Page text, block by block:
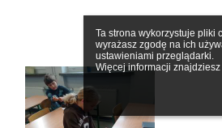
Ta strona wykorzystuje pliki
wyrażasz zgodę na ich
ustawieniami przeglądarki.
Więcej informacji znajdziesz